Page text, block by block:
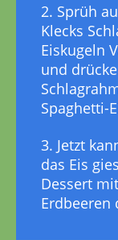
2. Sprüh
Klecks
Eiskugeln
und
Spaghetti-
3. Jetzt
das Eis
Dessert
Erdbeeren